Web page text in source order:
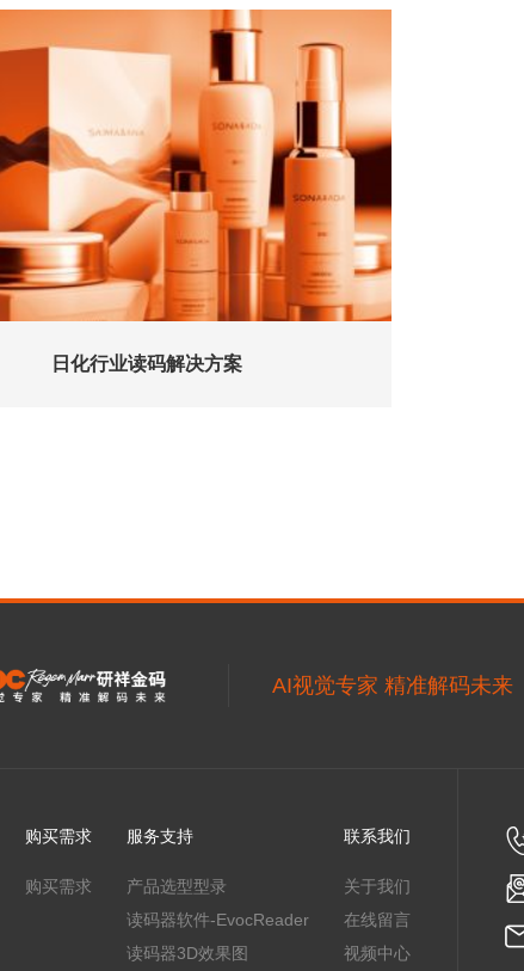
日化行业读码解决方案
AI视觉专家 精准解码未来
购买需求
购买需求
服务支持
产品选型型录
读码器软件-EvocReader
读码器3D效果图
联系我们
关于我们
在线留言
视频中心